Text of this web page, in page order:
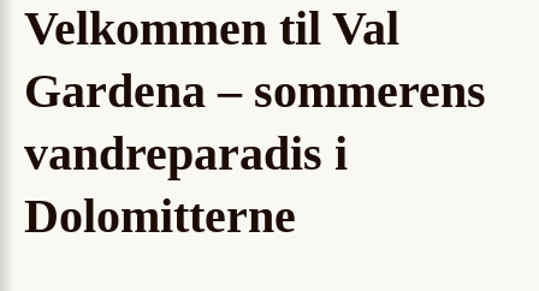
Velkommen til Val
Gardena – sommerens
vandreparadis i
Dolomitterne